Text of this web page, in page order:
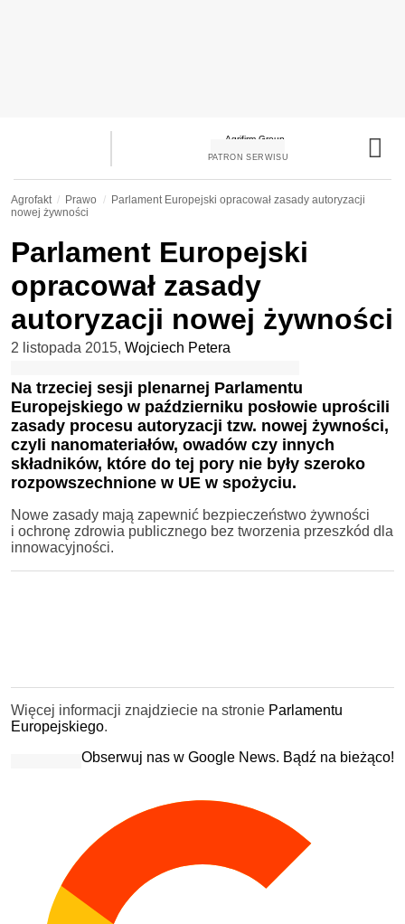
PATRON SERWISU
Agrofakt Prawo
Parlament Europejski opracował zasady autoryzacji
nowej żywności
Parlament Europejski
opracował zasady
autoryzacji nowej żywności
2 listopada 2015, Wojciech Petera
Na trzeciej sesji plenarnej Parlamentu
Europejskiego w październiku posłowie uprościli
zasady procesu autoryzacji tzw. nowej żywności,
czyli nanomateriałów, owadów czy innych
składników, które do tej pory nie były szeroko
rozpowszechnione w UE w spożyciu.
Nowe zasady mają zapewnić bezpieczeństwo żywności
i ochronę zdrowia publicznego bez tworzenia przeszkód dla
innowacyjności.
Więcej informacji znajdziecie na stronie Parlamentu
Europejskiego.
Obserwuj nas w Google News. Bądź na bieżąco!